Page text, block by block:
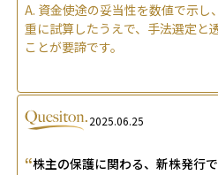
A. 資金使途の妥当性を数値で示し
重に試算したうえで、手法選定と
ことが要諦です。
2025.06.25
“株主の保護に関わる、新株発行